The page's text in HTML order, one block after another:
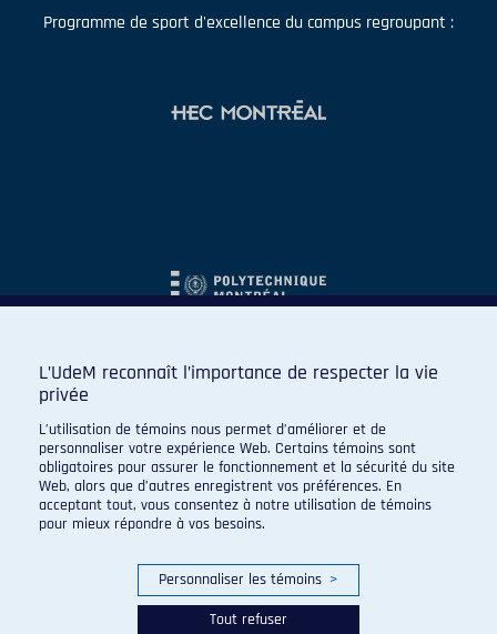
Programme de sport d'excellence du campus regroupant :
L’UdeM reconnaît l’importance de respecter la vie
privée
L’utilisation de témoins nous permet d’améliorer et de
personnaliser votre expérience Web. Certains témoins sont
obligatoires pour assurer le fonctionnement et la sécurité du site
Web, alors que d’autres enregistrent vos préférences. En
acceptant tout, vous consentez à notre utilisation de témoins
pour mieux répondre à vos besoins.
Personnaliser les témoins >
Tout refuser